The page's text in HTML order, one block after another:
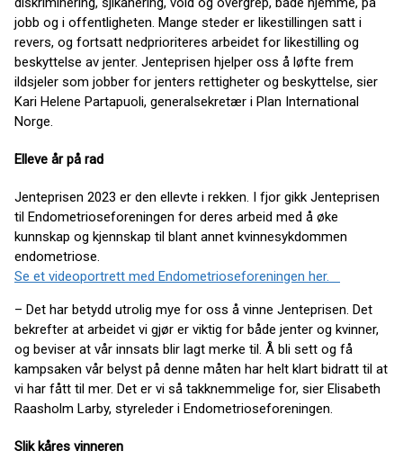
jobb og i offentligheten. Mange steder er likestillingen satt i
revers, og fortsatt nedprioriteres arbeidet for likestilling og
beskyttelse av jenter. Jenteprisen hjelper oss å løfte frem
ildsjeler som jobber for jenters rettigheter og beskyttelse, sier
Kari Helene Partapuoli, generalsekretær i Plan International
Norge.
Elleve år på rad
Jenteprisen 2023 er den ellevte i rekken. I fjor gikk Jenteprisen
til Endometrioseforeningen for deres arbeid med å øke
kunnskap og kjennskap til blant annet kvinnesykdommen
endometriose.
Se et videoportrett med Endometrioseforeningen her.
– Det har betydd utrolig mye for oss å vinne Jenteprisen. Det
bekrefter at arbeidet vi gjør er viktig for både jenter og kvinner,
og beviser at vår innsats blir lagt merke til. Å bli sett og få
kampsaken vår belyst på denne måten har helt klart bidratt til at
vi har fått til mer. Det er vi så takknemmelige for, sier Elisabeth
Raasholm Larby, styreleder i Endometrioseforeningen.
Slik kåres vinneren